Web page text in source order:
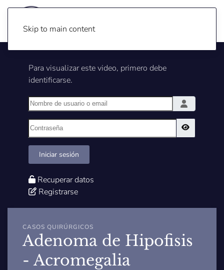
Skip to main content
Para visualizar este video, primero debe
identificarse.
Nombre de usuario o email
Contraseña
Iniciar sesión
Recuperar datos
Registrarse
CASOS QUIRÚRGICOS
Adenoma de Hipofisis
- Acromegalia